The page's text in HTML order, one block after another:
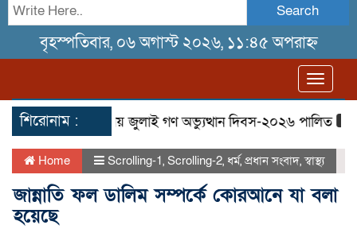
Search
বৃহস্পতিবার, ০৬ অগাস্ট ২০২৬, ১১:৪৫ অপরাহ্ন
শিরোনাম :
তেরখাদায় জুলাই গণ অভ্যুত্থান দিবস-২০২৬ পালিত
Home Scrolling-1, Scrolling-2, ধর্ম, প্রধান সংবাদ,স্বাস্থ্য
জান্নাতি ফল ডালিম সম্পর্কে কোরআনে যা বলা
হয়েছে